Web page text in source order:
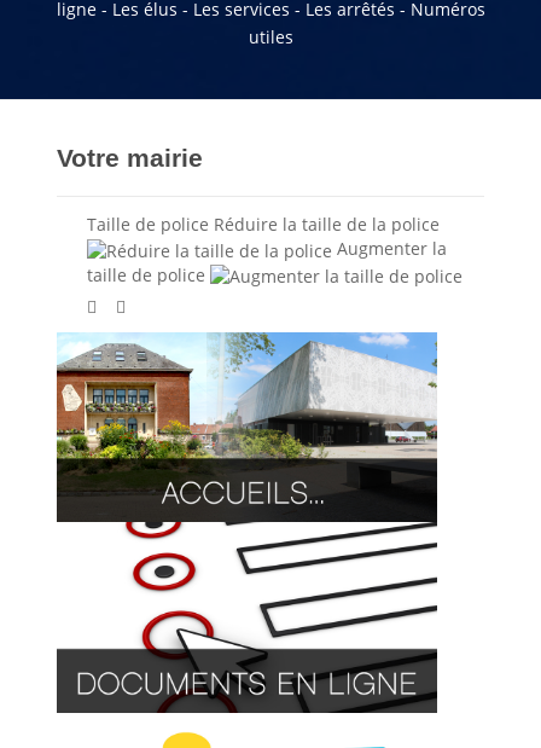
ligne - Les élus - Les services - Les arrêtés - Numéros
utiles
Votre mairie
Taille de police Réduire la taille de la police
Augmenter la
taille de police